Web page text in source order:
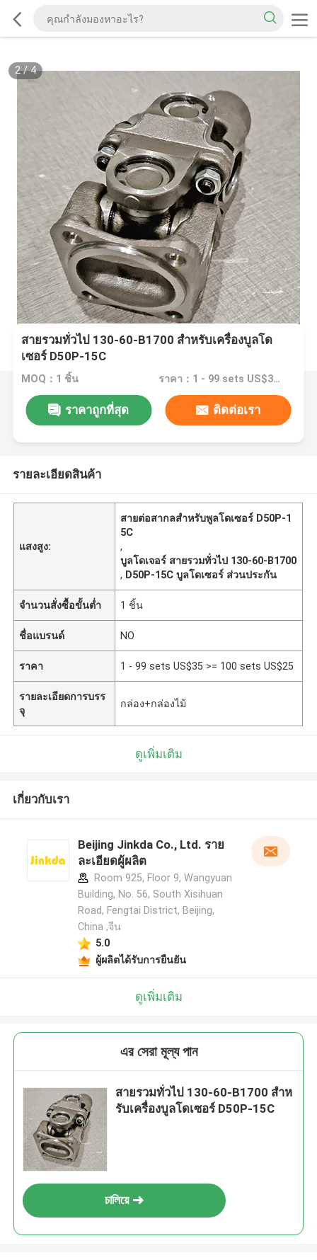
2/4
สายรวมทั่วไป 130-60-B1700 สําหรับเครื่องบูลโด
เซอร์ D50P-15C
MOQ：1 ชิ้น ราคา：1 - 99 sets US$35 >= 100 sets US$25
ราคาถูกที่สุด ติดต่อเรา
รายละเอียดสินค้า
แสงสูง:
สายต่อสากลสําหรับพูลโดเซอร์ D50P-1
5C
,
บูลโดเจอร์ สายรวมทั่วไป 130-60-B1700
, D50P-15C บูลโดเซอร์ ส่วนประกัน
จำนวนสั่งซื้อขั้นต่ำ 1 ชิ้น
ชื่อแบรนด์ NO
ราคา 1 - 99 sets US$35 >= 100 sets US$25
รายละเอียดการบรร
จุ
กล่อง+กล่องไม้
ดูเพิ่มเติม
เกี่ยวกับเรา
Beijing Jinkda Co., Ltd. ราย
ละเอียดผู้ผลิต
Room 925, Floor 9, Wangyuan
Building, No. 56, South Xisihuan
Road, Fengtai District, Beijing,
China ,จีน
5.0
ผู้ผลิตได้รับการยืนยัน
ดูเพิ่มเติม
এর সেরা মূল্য পান
สายรวมทั่วไป 130-60-B1700 สําห
รับเครื่องบูลโดเซอร์ D50P-15C
চালিয়ে